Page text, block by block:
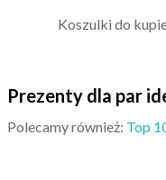
Koszulki do
Prezenty dla par
Polecamy również: Top